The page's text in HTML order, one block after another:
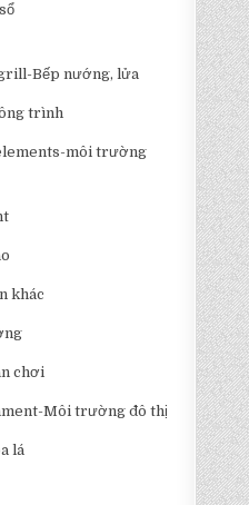
Bếp nướng, lửa
trình
môi trường
khác
chơi
Môi trường đô thị
lá